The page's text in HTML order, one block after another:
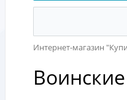
Интернет-магазин